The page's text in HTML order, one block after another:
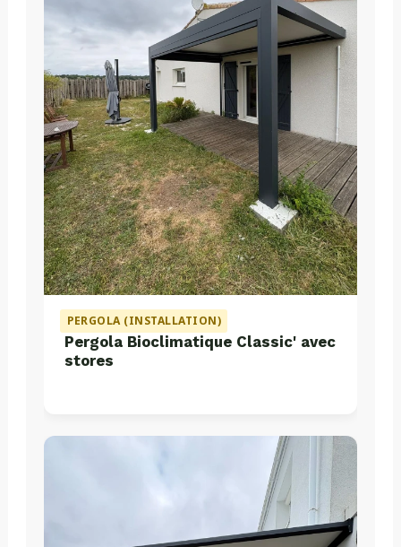
PERGOLA (INSTALLATION)
Pergola Bioclimatique Classic' avec
stores